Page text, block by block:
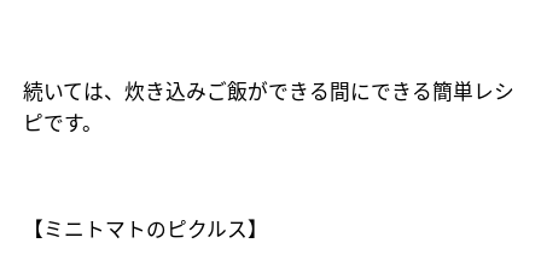
続いては、炊き込みご飯ができる間にできる簡単レシ
ピです。
【ミニトマトのピクルス】